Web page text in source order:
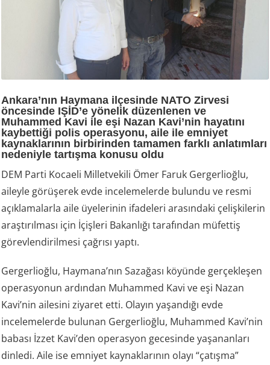
Ankara’nın Haymana ilçesinde NATO Zirvesi
öncesinde IŞİD’e yönelik düzenlenen ve
Muhammed Kavi ile eşi Nazan Kavi’nin hayatını
kaybettiği polis operasyonu, aile ile emniyet
kaynaklarının birbirinden tamamen farklı anlatımları
nedeniyle tartışma konusu oldu
DEM Parti Kocaeli Milletvekili Ömer Faruk Gergerlioğlu,
aileyle görüşerek evde incelemelerde bulundu ve resmi
açıklamalarla aile üyelerinin ifadeleri arasındaki çelişkilerin
araştırılması için İçişleri Bakanlığı tarafından müfettiş
görevlendirilmesi çağrısı yaptı.
Gergerlioğlu, Haymana’nın Sazağası köyünde gerçekleşen
operasyonun ardından Muhammed Kavi ve eşi Nazan
Kavi’nin ailesini ziyaret etti. Olayın yaşandığı evde
incelemelerde bulunan Gergerlioğlu, Muhammed Kavi’nin
babası İzzet Kavi’den operasyon gecesinde yaşananları
dinledi. Aile ise emniyet kaynaklarının olayı “çatışma”